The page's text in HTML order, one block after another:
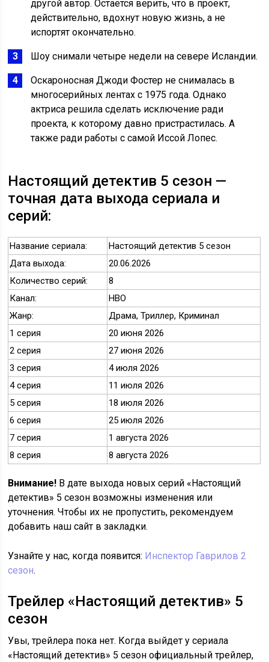
другой автор. Остается верить, что в проект,
действительно, вдохнут новую жизнь, а не
испортят окончательно.
Шоу снимали четыре недели на севере Исландии.
Оскароносная Джоди Фостер не снималась в
многосерийных лентах с 1975 года. Однако
актриса решила сделать исключение ради
проекта, к которому давно пристрастилась. А
также ради работы с самой Иссой Лопес.
Настоящий детектив 5 сезон —
точная дата выхода сериала и
серий:
Название сериала:
Настоящий детектив 5 сезон
Дата выхода:
20.06.2026
Количество серий:
8
Канал:
HBO
Жанр:
Драма, Триллер, Криминал
1 серия
20 июня 2026
2 серия
27 июня 2026
3 серия
4 июля 2026
4 серия
11 июля 2026
5 серия
18 июля 2026
6 серия
25 июля 2026
7 серия
1 августа 2026
8 серия
8 августа 2026
Внимание! В дате выхода новых серий «Настоящий
детектив» 5 сезон возможны изменения или
уточнения. Чтобы их не пропустить, рекомендуем
добавить наш сайт в закладки.
Узнайте у нас, когда появится: Инспектор Гаврилов 2
сезон.
Трейлер «Настоящий детектив» 5
сезон
Увы, трейлера пока нет. Когда выйдет у сериала
«Настоящий детектив» 5 сезон официальный трейлер,